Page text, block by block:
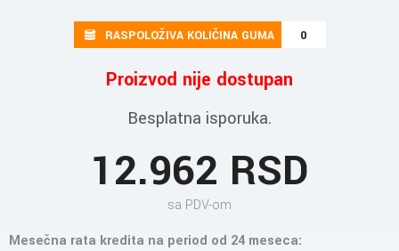
RASPOLOŽIVA KOLIČINA GUMA 0
Proizvod nije dostupan
Besplatna isporuka.
12.962 RSD
sa PDV-om
Mesečna rata kredita na period od 24 meseca: